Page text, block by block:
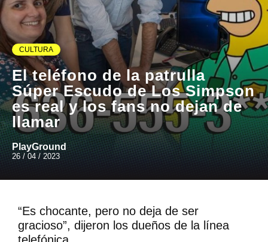
CULTURA
El teléfono de la patrulla
Súper Escudo de Los Simpson
es real y los fans no dejan de
llamar
PlayGround
26 / 04 / 2023
“Es chocante, pero no deja de ser
gracioso”, dijeron los dueños de la línea